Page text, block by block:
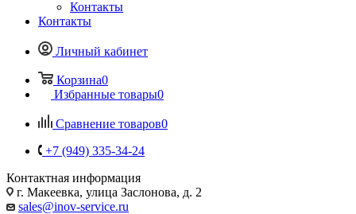
Контакты
Контакты
Личный кабинет
Корзина0
Избранные товары0
Сравнение товаров0
+7 (949) 335-34-24
Контактная информация
г. Макеевка, улица Заслонова, д. 2
sales@inov-service.ru